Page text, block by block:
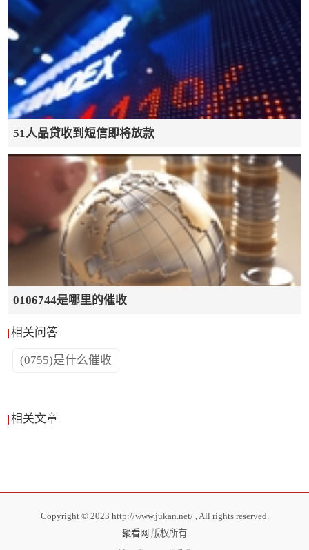
51人品贷收到短信即将放款
0106744是哪里的催收
相关问答
(0755)是什么催收
相关文章
Copyright © 2023 http://www.jukan.net/ , All rights reserved.
聚看网 版权所有